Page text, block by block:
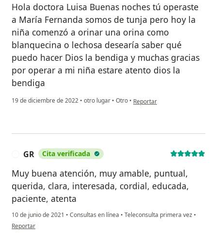
Hola doctora Luisa Buenas noches tú operaste
a María Fernanda somos de tunja pero hoy la
niña comenzó a orinar una orina como
blanquecina o lechosa desearía saber qué
puedo hacer Dios la bendiga y muchas gracias
por operar a mi niña estare atento dios la
bendiga
19 de diciembre de 2022 • otro lugar • Otro • en opinión del usuario Yadir
Reportar
GR Cita verificada
Muy buena atención, muy amable, puntual,
querida, clara, interesada, cordial, educada,
paciente, atenta
10 de junio de 2021 • Consultas en línea • Teleconsulta primera vez •
en opinión del usuario GR
Reportar